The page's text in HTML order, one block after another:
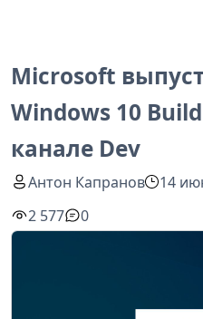
Microsoft
Windows 10
канале Dev
Антон Капранов
14
2 577
0